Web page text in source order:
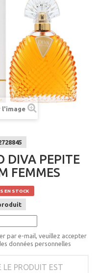
l'image
DIVA PEPITE
FEMMES
EN STOCK
par e-mail, veuillez accepter
données personnelles
LE PRODUIT EST